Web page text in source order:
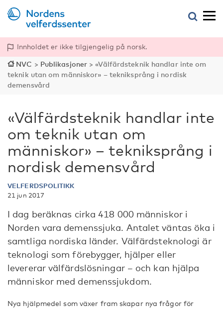
Innholdet er ikke tilgjengelig på norsk.
NVC > Publikasjoner > «Välfärdsteknik handlar inte om
teknik utan om människor» – tekniksprång i nordisk
demensvård
«Välfärdsteknik handlar inte
om teknik utan om
människor» – tekniksprång i
nordisk demensvård
VELFERDSPOLITIKK
21 jun 2017
I dag beräknas cirka 418 000 människor i
Norden vara demenssjuka. Antalet väntas öka i
samtliga nordiska länder. Välfärdsteknologi är
teknologi som förebygger, hjälper eller
levererar välfärdslösningar – och kan hjälpa
människor med demenssjukdom.
Nya hjälpmedel som växer fram skapar nya frågor för